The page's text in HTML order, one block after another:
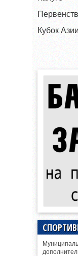
Кубок